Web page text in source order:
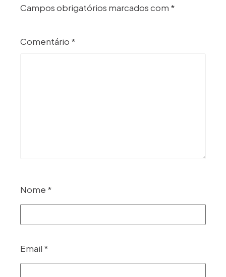
Campos obrigatórios marcados com *
Comentário *
Nome *
Email *